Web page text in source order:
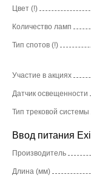
Цвет (!)
Количество ламп
Тип спотов (!)
Участие в акциях
Датчик освещенности
Тип трековой системы
Ввод питания
Производитель
Длина (мм)